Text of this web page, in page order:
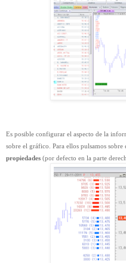
Es posible configurar el aspecto de la
sobre el gráfico. Para ellos pulsamos
propiedades (por defecto en la parte